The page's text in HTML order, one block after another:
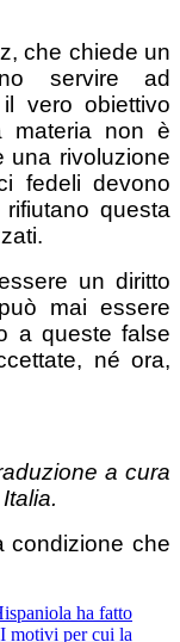
che chiede un
servire ad
vero obiettivo
materia non è
una rivoluzione
fedeli devono
questa
un diritto
mai essere
a queste false
né ora,
a cura
condizione che
ha fatto
motivi per cui la